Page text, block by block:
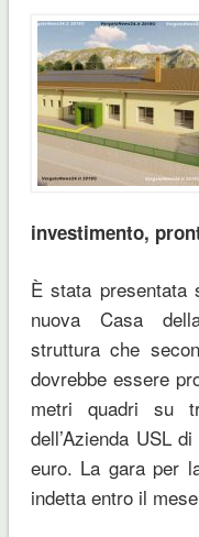
investimento,
È stata presentata
nuova Casa
struttura che
dovrebbe essere
metri quadri su
dell’Azienda USL
euro. La gara per
indetta entro il